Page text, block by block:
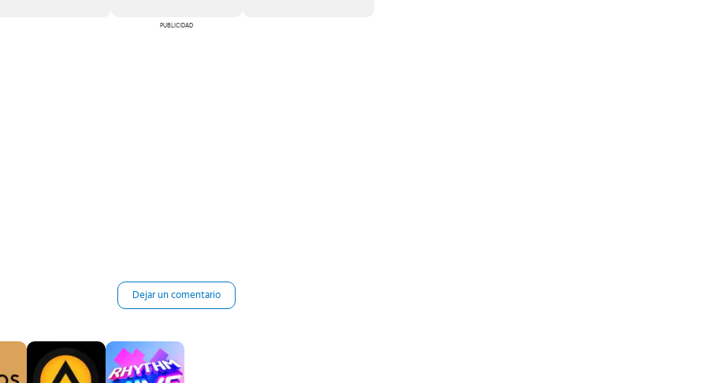
PUBLICIDAD
Dejar un comentario